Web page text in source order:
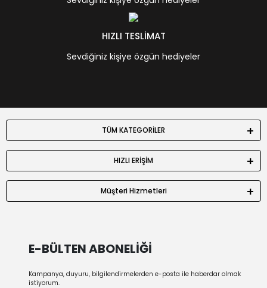
HIZLI TESLİMAT
Sevdiğiniz kişiye özgün hediyeler
TÜM KATEGORİLER
HIZLI ERİŞİM
Müşteri Hizmetleri
E-BÜLTEN ABONELİĞİ
Kampanya, duyuru, bilgilendirmelerden e-posta ile haberdar olmak
istiyorum.